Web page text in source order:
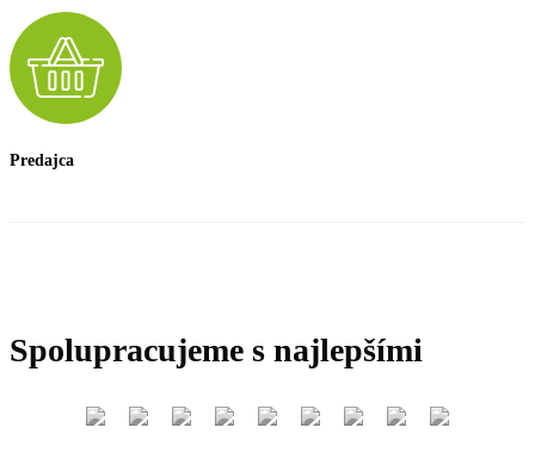
Predajca
Spolupracujeme s najlepšími